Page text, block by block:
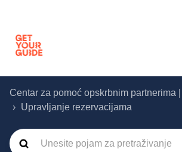
Centar za pomoć opskrbnim partnerima
Upravljanje rezervacijama